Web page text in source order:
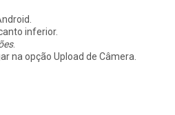
inferior.
.
na opção Upload de Câmera.